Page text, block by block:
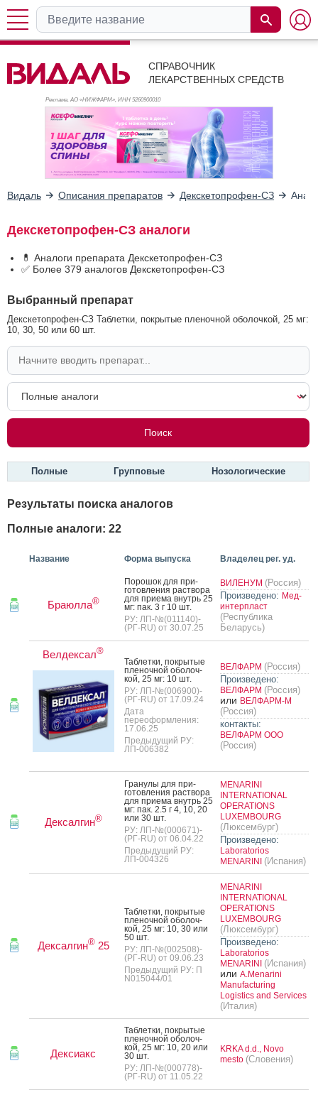
СПРАВОЧНИК
ЛЕКАРСТВЕННЫХ СРЕДСТВ
Реклама. АО «НИЖФАРМ», ИНН 5260900010
Видаль Описания препаратов Декскетопрофен-СЗ
Декскетопрофен-СЗ аналоги
💊 Аналоги препарата Декскетопрофен-СЗ
✅ Более 379 аналогов Декскетопрофен-СЗ
Выбранный препарат
Декскетопрофен-СЗ Таблетки, покрытые пленочной оболочкой, 25 мг:
10, 30, 50 или 60 шт.
Полные Групповые Нозологические
Результаты поиска аналогов
Полные аналоги: 22
Название Форма выпуска Владелец рег. уд.
Браюлла®
По­рошок для при­
готов­ле­ния рас­тво­ра
для при­ема внутрь 25
мг: пак. 3 г 10 шт.
РУ: ЛП-№(011140)-
(РГ-RU) от 30.07.25
ВИЛЕНУМ (Россия)
Произведено: Мед-
интерпласт
(Республика
Беларусь)
Велдексал®
Таб­летки, пок­ры­тые
пле­ноч­ной обо­лоч­
кой, 25 мг: 10 шт.
РУ: ЛП-№(006900)-
(РГ-RU) от 17.09.24
Дата
переоформления:
17.06.25
Предыдущий РУ:
ЛП-006382
ВЕЛФАРМ (Россия)
Произведено:
ВЕЛФАРМ (Россия)
или ВЕЛФАРМ-М
(Россия)
контакты:
ВЕЛФАРМ ООО
(Россия)
Дексалгин®
Гра­нулы для при­
готов­ле­ния рас­тво­ра
для при­ема внутрь 25
мг: пак. 2.5 г 4, 10, 20
или 30 шт.
РУ: ЛП-№(000671)-
(РГ-RU) от 06.04.22
Предыдущий РУ:
ЛП-004326
MENARINI
INTERNATIONAL
OPERATIONS
LUXEMBOURG
(Люксембург)
Произведено:
Laboratorios
MENARINI (Испания)
Дексалгин®25
Таб­летки, пок­ры­тые
пле­ноч­ной обо­лоч­
кой, 25 мг: 10, 30 или
50 шт.
РУ: ЛП-№(002508)-
(РГ-RU) от 09.06.23
Предыдущий РУ: П
N015044/01
MENARINI
INTERNATIONAL
OPERATIONS
LUXEMBOURG
(Люксембург)
Произведено:
Laboratorios
MENARINI (Испания)
или A.Menarini
Manufacturing
Logistics and Services
(Италия)
Дексиакс
Таб­летки, пок­ры­тые
пле­ноч­ной обо­лоч­
кой, 25 мг: 10, 20 или
30 шт.
РУ: ЛП-№(000778)-
(РГ-RU) от 11.05.22
KRKA d.d., Novo
mesto (Словения)